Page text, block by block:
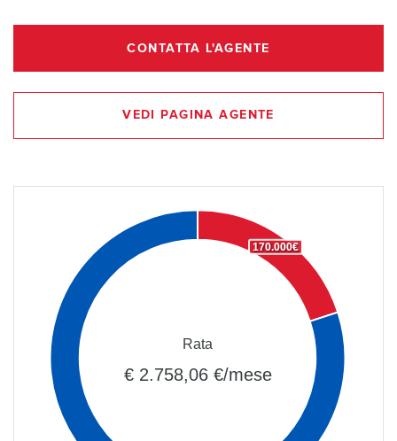
CONTATTA L'AGENTE
VEDI PAGINA AGENTE
170.000€
Rata
€ 2.758,06 €/mese